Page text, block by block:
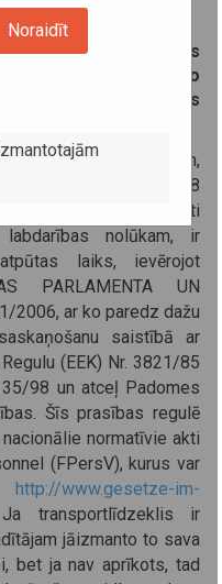
autovadītājiem, kas
kuru pilnā masa ir no
Vācijas Federatīvās
autovadītājiem,
ar pilno masu no 2.8
gadījumus, ja tiek veikti
nolūkam, ir
laiks, ievērojot
PARLAMENTA UN
2006, ar ko paredz dažu
saistībā ar
(EEK) Nr. 3821/85
98 un atceļ Padomes
Šīs prasības regulē
normatīvie akti
(FPersV), kurus var
http://www.gesetze-im-
transportlīdzeklis ir
jāizmanto to sava
bet ja nav aprīkots, tad
Noraidīt